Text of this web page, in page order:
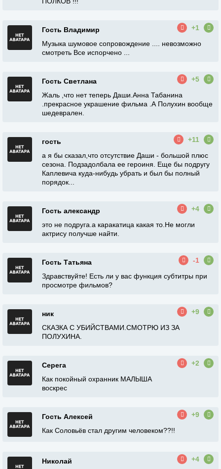
Гость Владимир
+1
Музыка шумовое сопровождение .... невозможно
смотреть Все испорчено ...
Гость Светлана
+5
Жаль ,что нет теперь Даши.Анна Табанина
.прекрасное украшение фильма .А Полухин вообще
шедеврален.
гость
+11
а я бы сказал,что отсутствие Даши - большой плюс
сезона. Подзадолбала ее героиня. Еще бы подругу
Каплевича куда-нибудь убрать и был бы полный
порядок...
Гость александр
+4
это не подруга.а каракатица какая то.Не могли
актрису получше найти.
Гость Татьяна
-1
Здравствуйте! Есть ли у вас функция субтитры при
просмотре фильмов?
ник
+9
СКАЗКА С УБИЙСТВАМИ.СМОТРЮ ИЗ ЗА
ПОЛУХИНА.
Серега
+2
Как покойный охранник МАЛЫША
воскрес
Гость Алексей
+9
Как Соловьёв стал другим человеком??!!
Николай +4